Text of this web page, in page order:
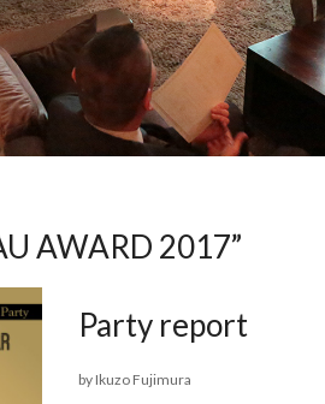
AWARD 2017”
Party report
by Ikuzo Fujimura